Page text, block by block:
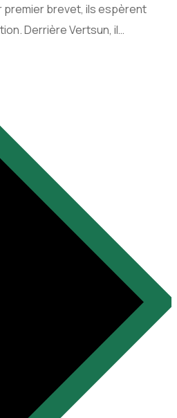
premier brevet, ils espèrent
Derrière Vertsun, il…